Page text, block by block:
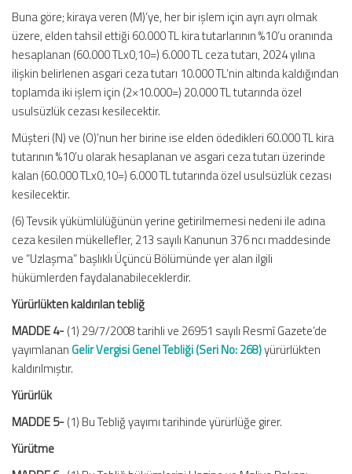
Buna göre; kiraya veren (M)’ye, her bir işlem için ayrı ayrı olmak
üzere, elden tahsil ettiği 60.000 TL kira tutarlarının %10’u oranında
hesaplanan (60.000 TLx0,10=) 6.000 TL ceza tutarı, 2024 yılına
ilişkin belirlenen asgari ceza tutarı 10.000 TL’nin altında kaldığından
toplamda iki işlem için (2×10.000=) 20.000 TL tutarında özel
usulsüzlük cezası kesilecektir.
Müşteri (N) ve (O)’nun her birine ise elden ödedikleri 60.000 TL kira
tutarının %10’u olarak hesaplanan ve asgari ceza tutarı üzerinde
kalan (60.000 TLx0,10=) 6.000 TL tutarında özel usulsüzlük cezası
kesilecektir.
(6) Tevsik yükümlülüğünün yerine getirilmemesi nedeni ile adına
ceza kesilen mükellefler, 213 sayılı Kanunun 376 ncı maddesinde
ve “Uzlaşma” başlıklı Üçüncü Bölümünde yer alan ilgili
hükümlerden faydalanabileceklerdir.
Yürürlükten kaldırılan tebliğ
MADDE 4-(1) 29/7/2008 tarihli ve 26951 sayılı Resmî Gazete’de
yayımlanan Gelir Vergisi Genel Tebliği (Seri No: 268)yürürlükten
kaldırılmıştır.
Yürürlük
MADDE 5-(1) Bu Tebliğ yayımı tarihinde yürürlüğe girer.
Yürütme